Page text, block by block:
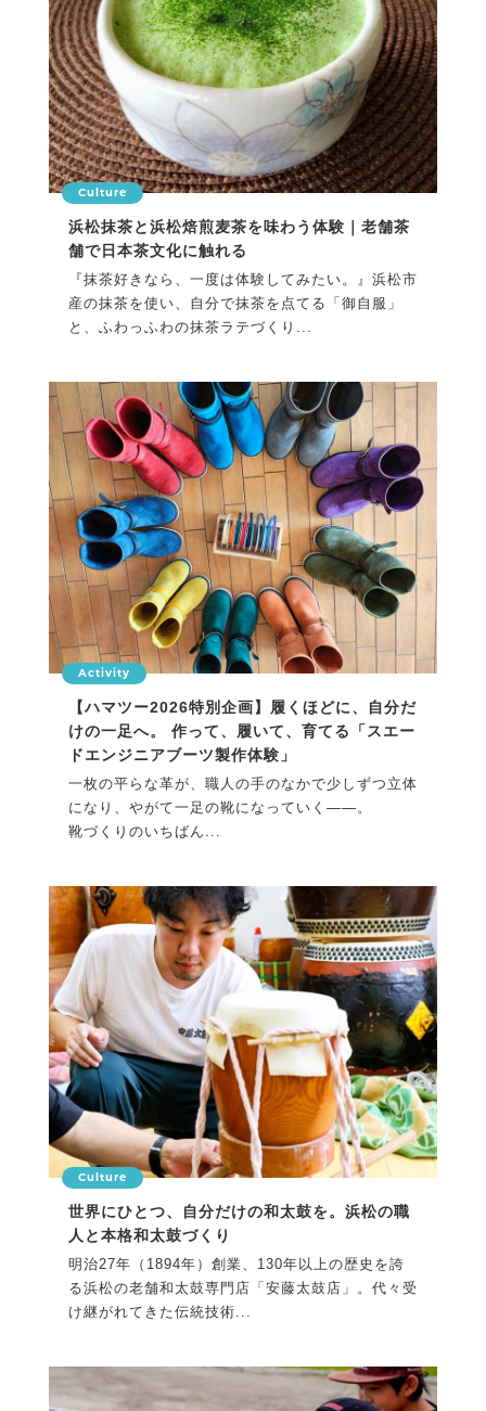
Culture
浜松抹茶と浜松焙煎麦茶を味わう体験｜老舗茶
舗で日本茶文化に触れる
『抹茶好きなら、一度は体験してみたい。』浜松市
産の抹茶を使い、自分で抹茶を点てる「御自服」
と、ふわっふわの抹茶ラテづくり...
Activity
【ハマツー2026特別企画】履くほどに、自分だ
けの一足へ。 作って、履いて、育てる「スエー
ドエンジニアブーツ製作体験」
一枚の平らな革が、職人の手のなかで少しずつ立体
になり、やがて一足の靴になっていく――。
靴づくりのいちばん...
Culture
世界にひとつ、自分だけの和太鼓を。浜松の職
人と本格和太鼓づくり
明治27年（1894年）創業、130年以上の歴史を誇
る浜松の老舗和太鼓専門店「安藤太鼓店」。代々受
け継がれてきた伝統技術...